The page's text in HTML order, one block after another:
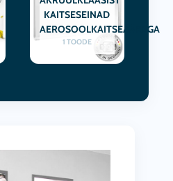
KAITSESEINAD
AEROSOOLKAITSEÄÄREGA
1 TOODE